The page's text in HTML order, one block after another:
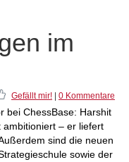
im
Gefällt mir! 0 Kommentare
bei ChessBase: Harshit
– er liefert
sind die neuen
sowie der